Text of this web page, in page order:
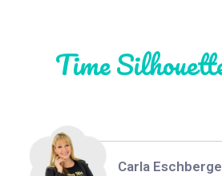
Time Thiara Ney
Carla